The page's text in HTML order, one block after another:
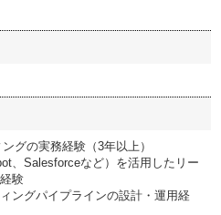
グの実務経験（3年以上）
、Salesforceなど）を活用したリー
験
ングパイプラインの設計・運用経